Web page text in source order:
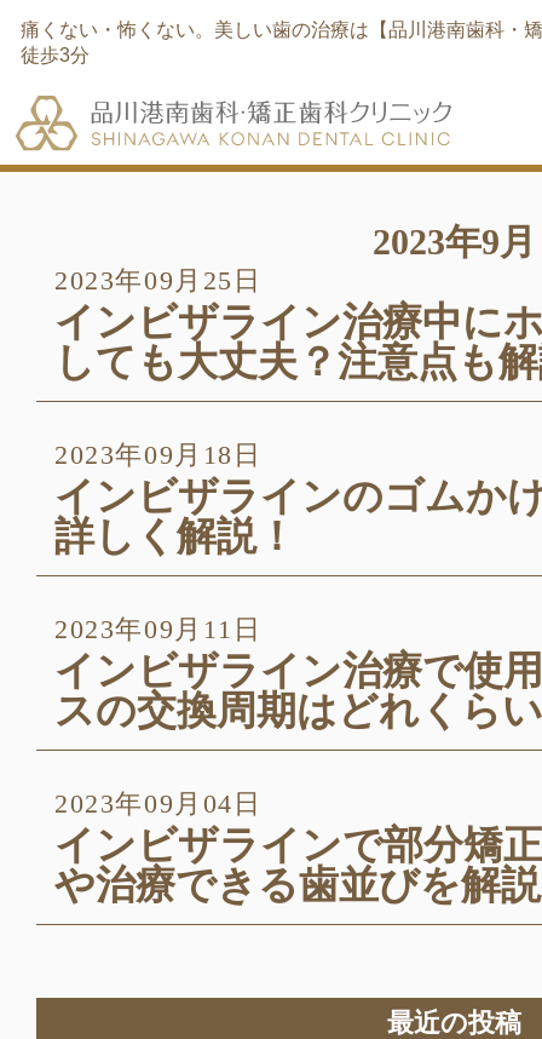
痛くない・怖くない。美しい歯の治療は【品川港南歯科・
徒歩3分
2023年9月
2023年09月25日
インビザライン治療中に
しても大丈夫？注意点も
2023年09月18日
インビザラインのゴムか
詳しく解説！
2023年09月11日
インビザライン治療で使
スの交換周期はどれくら
2023年09月04日
インビザラインで部分矯
や治療できる歯並びを解
最近の投稿